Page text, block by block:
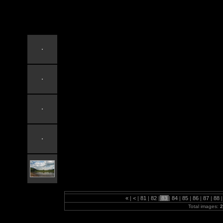
« | < | 81 | 82 | 83 | 84 | 85 | 86 | 87 | 88 |
Total images: